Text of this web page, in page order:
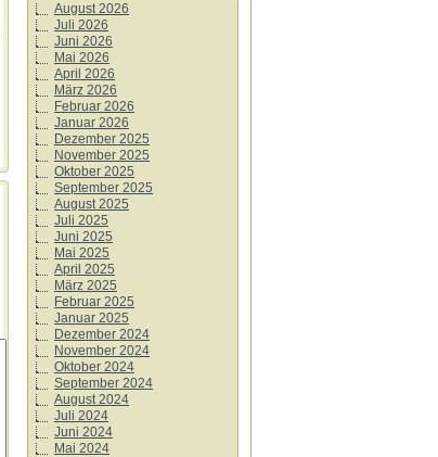
August 2026
Juli 2026
Juni 2026
Mai 2026
April 2026
März 2026
Februar 2026
Januar 2026
Dezember 2025
November 2025
Oktober 2025
September 2025
August 2025
Juli 2025
Juni 2025
Mai 2025
April 2025
März 2025
Februar 2025
Januar 2025
Dezember 2024
November 2024
Oktober 2024
September 2024
August 2024
Juli 2024
Juni 2024
Mai 2024